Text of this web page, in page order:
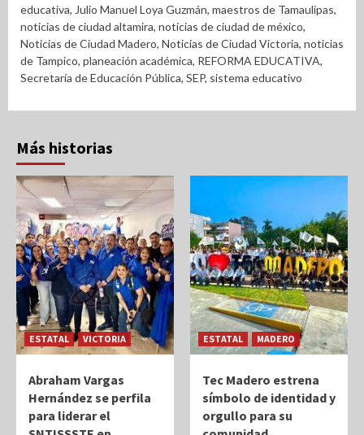
educativa, Julio Manuel Loya Guzmán, maestros de Tamaulipas,
noticias de ciudad altamira, noticias de ciudad de méxico,
Noticias de Ciudad Madero, Noticias de Ciudad Victoria, noticias
de Tampico, planeación académica, REFORMA EDUCATIVA,
Secretaría de Educación Pública, SEP, sistema educativo
Más historias
ESTATAL VICTORIA
Abraham Vargas
Hernández se perfila
para liderar el
ESTATAL MADERO
Tec Madero estrena
símbolo de identidad y
orgullo para su